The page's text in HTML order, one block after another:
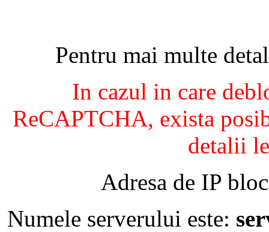
Pentru mai multe
In cazul in care
ReCAPTCHA, exista
detalii
Adresa de IP
Numele serverului este: